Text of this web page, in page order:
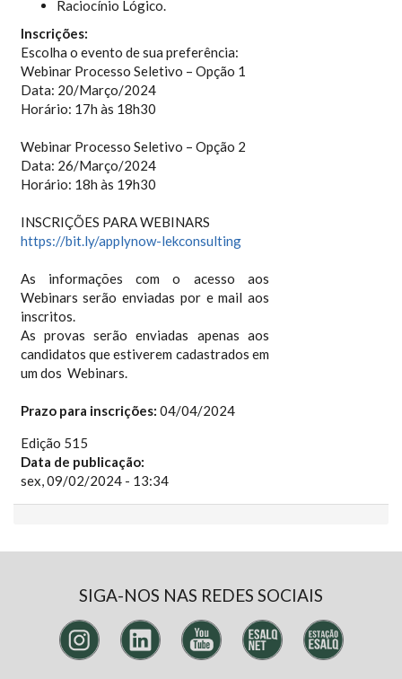
Raciocínio Lógico.
Inscrições:
Escolha o evento de sua preferência:
Webinar Processo Seletivo – Opção 1
Data: 20/Março/2024
Horário: 17h às 18h30
Webinar Processo Seletivo – Opção 2
Data: 26/Março/2024
Horário: 18h às 19h30
INSCRIÇÕES PARA WEBINARS
https://bit.ly/applynow-lekconsulting
As informações com o acesso aos
Webinars serão enviadas por e mail aos
inscritos.
As provas serão enviadas apenas aos
candidatos que estiverem cadastrados em
um dos Webinars.
Prazo para inscrições: 04/04/2024
Edição 515
Data de publicação:
sex, 09/02/2024 - 13:34
SIGA-NOS NAS REDES SOCIAIS